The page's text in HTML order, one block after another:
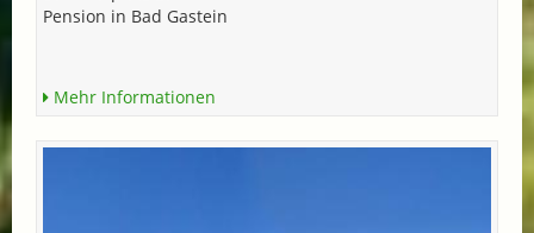
Pension in Bad Gastein
Mehr Informationen